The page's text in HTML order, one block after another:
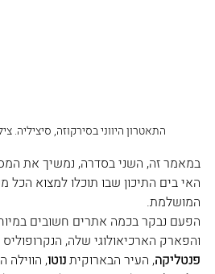
התאטרון היווני בסירקוזה, סיציליה.
במאמר זה, השני בסדרה, נמשיך את
האי בים התיכון שבו תוכלו למצוא
המושלמת.
הפעם נבקר בכמה אתרים חשובים
והפארק הארכיאולוגי שלה,
פנטליקה, העיר הבארוקית נוטו, הווילה